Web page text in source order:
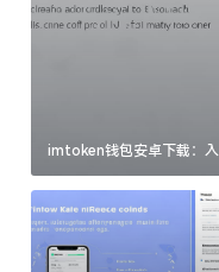
imtoken钱包安卓下载：